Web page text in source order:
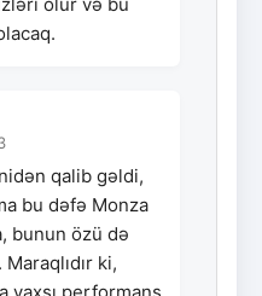
qalib gəldi,
bu dəfə Monza
bunun özü də
ki,